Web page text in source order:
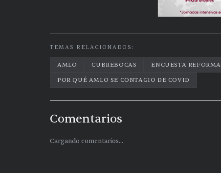
TEMAS RELACIONADOS:
AMLO CUBREBOCAS ENCUESTA REFORMA
POR QUÉ AMLO SE CONTAGIO DE COVID
Comentarios
Cargando comentarios...